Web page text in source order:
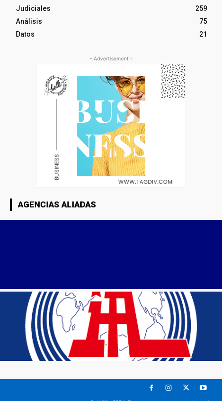
Judiciales
259
Análisis
75
Datos
21
- Advertisement -
AGENCIAS ALIADAS